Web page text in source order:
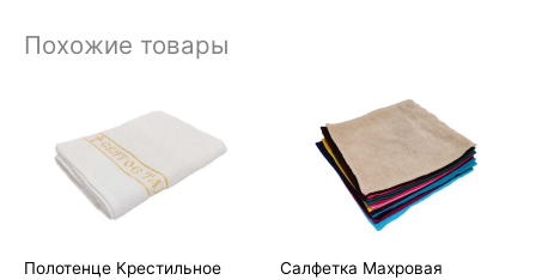
Похожие товары
Полотенце Крестильное Салфетка Махровая
цен:
80₽